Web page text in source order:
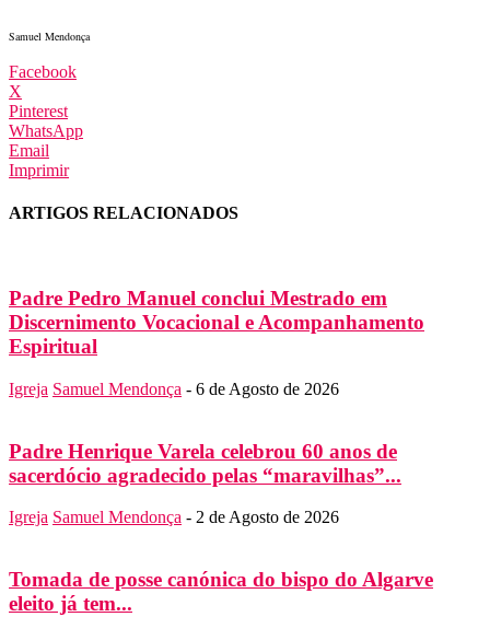
Samuel Mendonça
Facebook
X
Pinterest
WhatsApp
Email
Imprimir
ARTIGOS RELACIONADOS
Padre Pedro Manuel conclui Mestrado em
Discernimento Vocacional e Acompanhamento
Espiritual
Igreja Samuel Mendonça - 6 de Agosto de 2026
Padre Henrique Varela celebrou 60 anos de
sacerdócio agradecido pelas “maravilhas”...
Igreja Samuel Mendonça - 2 de Agosto de 2026
Tomada de posse canónica do bispo do Algarve
eleito já tem...